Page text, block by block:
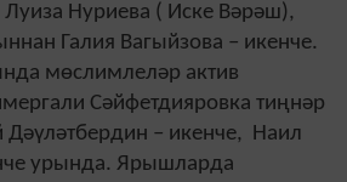
Нуриева ( Иске Вәрәш),
Галия Вагыйзова – икенче.
мөслимлеләр актив
Сәйфетдияровка тиңнәр
– икенче, Наил
урында. Ярышларда